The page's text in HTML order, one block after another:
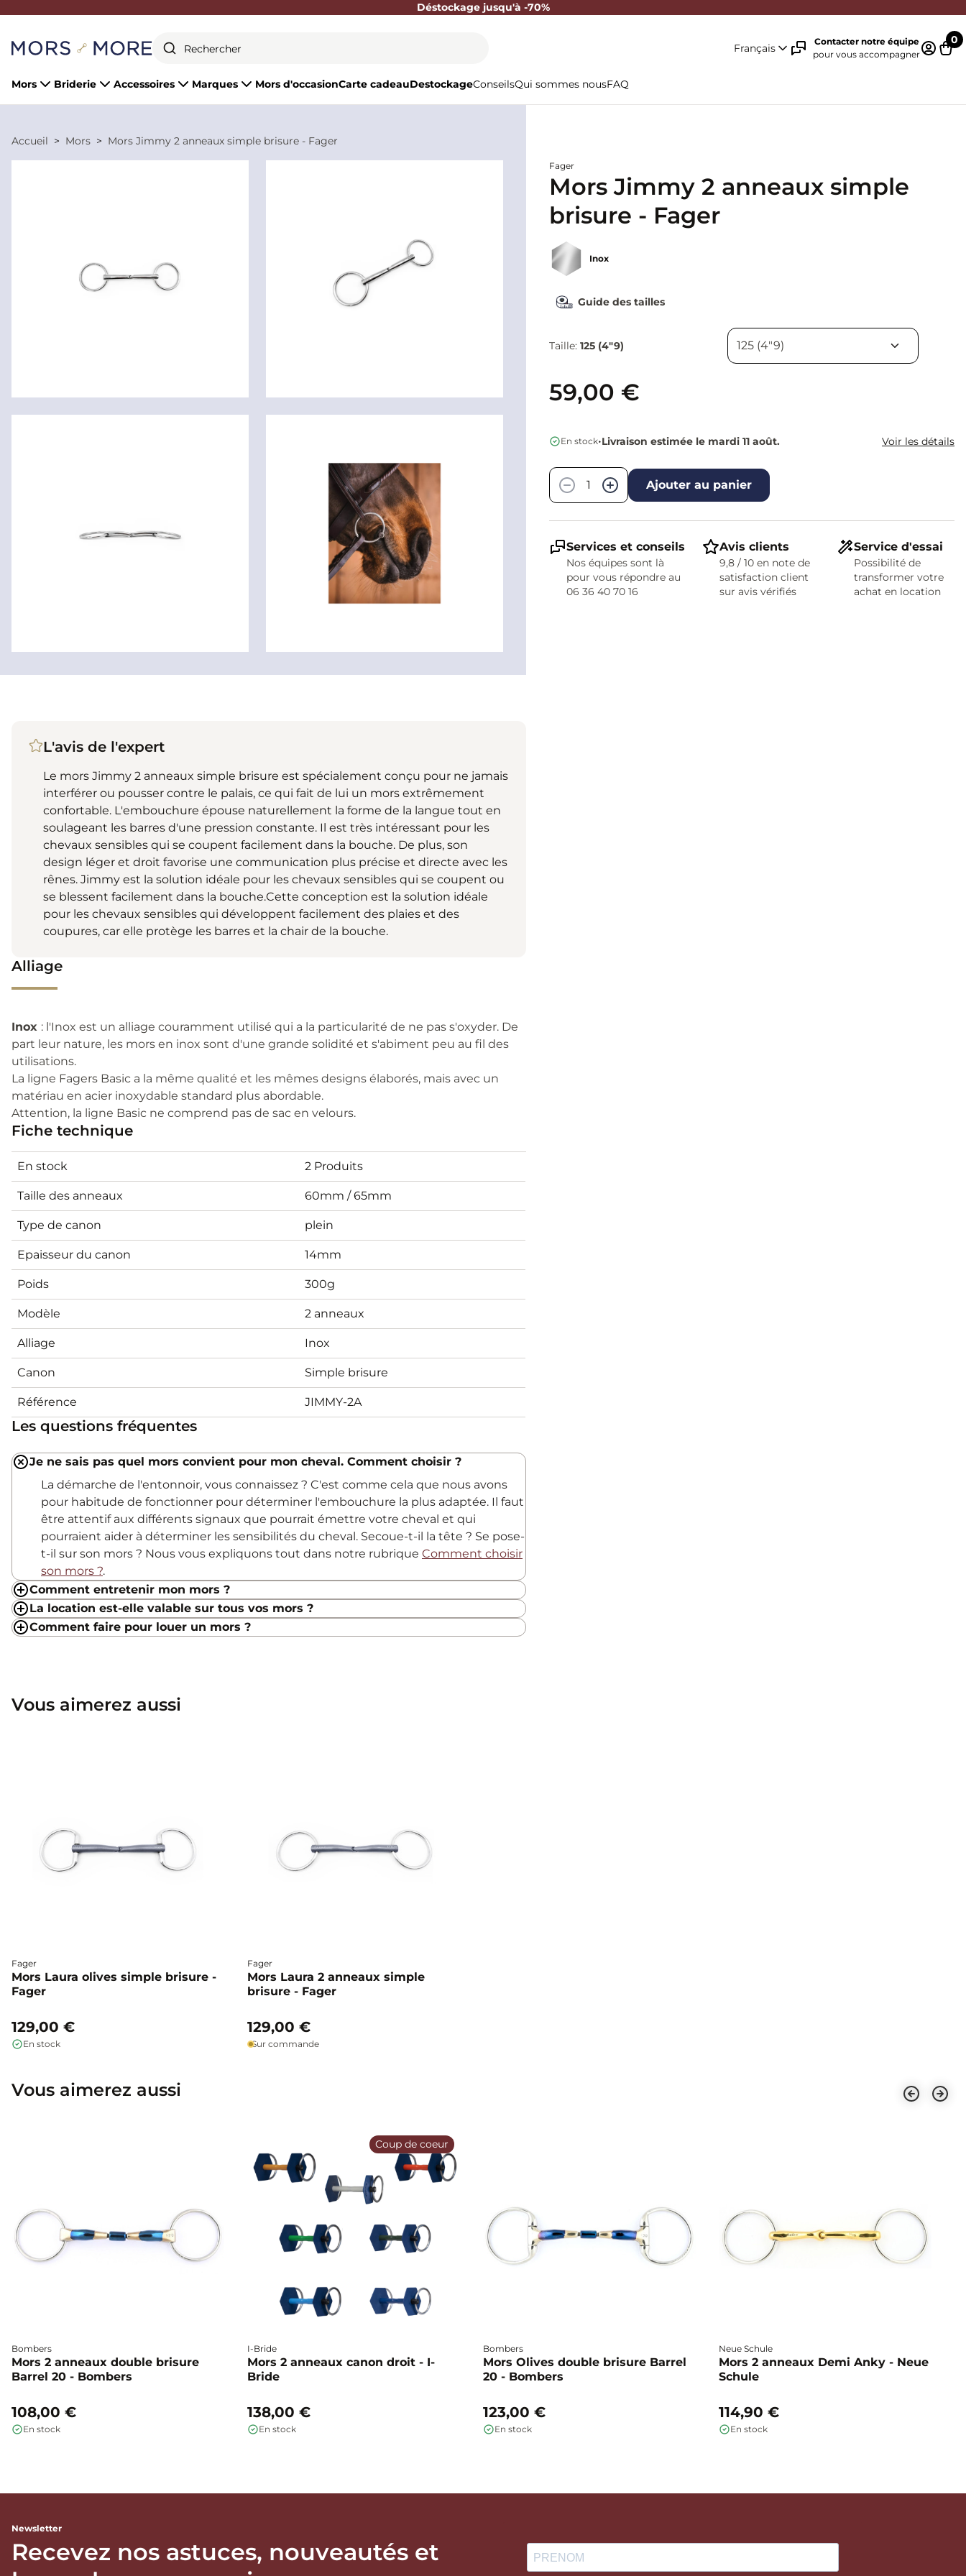
Déstockage jusqu'à -70%
Français
Contacter notre équipe
pour vous accompagner
0
Mors Briderie Accessoires Marques Mors d'occasionCarte cadeauDestockageConseilsQui sommes nousFAQ
Accueil Mors Mors Jimmy 2 anneaux simple brisure - Fager
Fager
Mors Jimmy 2 anneaux simple
brisure - Fager
Inox
Guide des tailles
Taille: 125 (4"9)
59,00 €
En stock•Livraison estimée le mardi 11 août. Voir les détails
−
+ Ajouter au panier
Services et conseils
Nos équipes sont là
pour vous répondre au
06 36 40 70 16
Avis clients
9,8 / 10 en note de
satisfaction client
sur avis vérifiés
Service d'essai
Possibilité de
transformer votre
achat en location
L'avis de l'expert
Le mors Jimmy 2 anneaux simple brisure est spécialement conçu pour ne jamais
interférer ou pousser contre le palais, ce qui fait de lui un mors extrêmement
confortable. L'embouchure épouse naturellement la forme de la langue tout en
soulageant les barres d'une pression constante. Il est très intéressant pour les
chevaux sensibles qui se coupent facilement dans la bouche. De plus, son
design léger et droit favorise une communication plus précise et directe avec les
rênes. Jimmy est la solution idéale pour les chevaux sensibles qui se coupent ou
se blessent facilement dans la bouche.Cette conception est la solution idéale
pour les chevaux sensibles qui développent facilement des plaies et des
coupures, car elle protège les barres et la chair de la bouche.
Alliage
Inox : l'Inox est un alliage couramment utilisé qui a la particularité de ne pas s'oxyder. De
part leur nature, les mors en inox sont d'une grande solidité et s'abiment peu au fil des
utilisations.
La ligne Fagers Basic a la même qualité et les mêmes designs élaborés, mais avec un
matériau en acier inoxydable standard plus abordable.
Attention, la ligne Basic ne comprend pas de sac en velours.
Fiche technique
En stock 2 Produits
Taille des anneaux 60mm / 65mm
Type de canon plein
Epaisseur du canon 14mm
Poids 300g
Modèle 2 anneaux
Alliage Inox
Canon Simple brisure
Référence JIMMY-2A
Les questions fréquentes
Je ne sais pas quel mors convient pour mon cheval. Comment choisir ?
La démarche de l'entonnoir, vous connaissez ? C'est comme cela que nous avons
pour habitude de fonctionner pour déterminer l'embouchure la plus adaptée. Il faut
être attentif aux différents signaux que pourrait émettre votre cheval et qui
pourraient aider à déterminer les sensibilités du cheval. Secoue-t-il la tête ? Se pose-
t-il sur son mors ? Nous vous expliquons tout dans notre rubrique Comment choisir
son mors ?.
Comment entretenir mon mors ?
La location est-elle valable sur tous vos mors ?
Comment faire pour louer un mors ?
Vous aimerez aussi
Fager
Mors Laura olives simple brisure -
Fager
129,00 €
En stock
Fager
Mors Laura 2 anneaux simple
brisure - Fager
129,00 €
Sur commande
Vous aimerez aussi
Bombers
Mors 2 anneaux double brisure
Barrel 20 - Bombers
108,00 €
En stock
I-Bride
Mors 2 anneaux canon droit - I-
Bride
138,00 €
En stock
Coup de coeur
Bombers
Mors Olives double brisure Barrel
20 - Bombers
123,00 €
En stock
Neue Schule
Mors 2 anneaux Demi Anky - Neue
Schule
114,90 €
En stock
Newsletter
Recevez nos astuces, nouveautés et